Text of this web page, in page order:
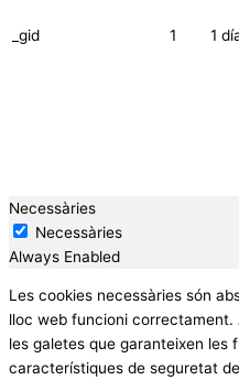
_gid 1 1
Necessàries
Necessàries
Always Enabled
Les cookies necessàries són
lloc web funcioni
les galetes que garanteixen les
característiques de seguretat